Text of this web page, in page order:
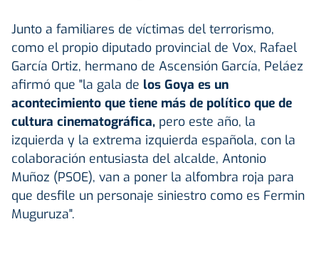
Junto a familiares de víctimas del terrorismo,
como el propio diputado provincial de Vox, Rafael
García Ortiz, hermano de Ascensión García, Peláez
afirmó que "la gala de los Goya es un
acontecimiento que tiene más de político que de
cultura cinematográfica, pero este año, la
izquierda y la extrema izquierda española, con la
colaboración entusiasta del alcalde, Antonio
Muñoz (PSOE), van a poner la alfombra roja para
que desfile un personaje siniestro como es Fermin
Muguruza".